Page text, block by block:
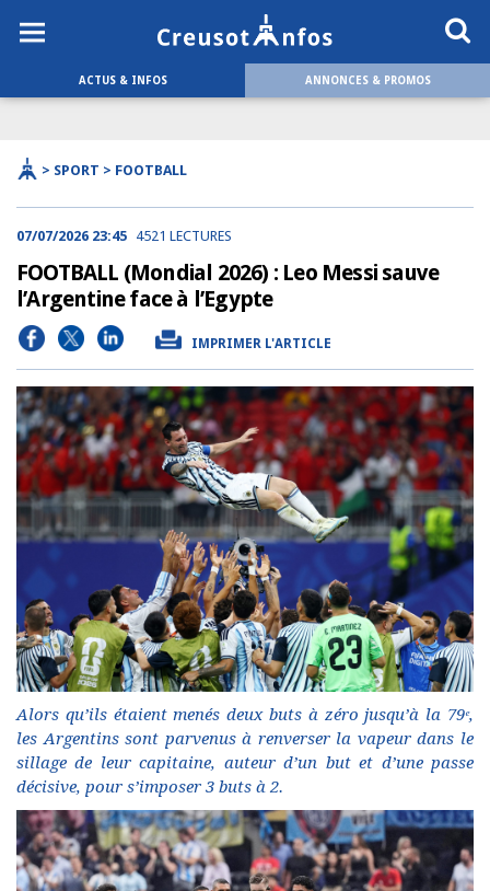
ACTUS & INFOS ANNONCES & PROMOS
> SPORT > FOOTBALL
07/07/2026 23:45 4521 LECTURES
FOOTBALL (Mondial 2026) : Leo Messi sauve
l’Argentine face à l’Egypte
IMPRIMER L'ARTICLE
Alors qu’ils étaient menés deux buts à zéro jusqu’à la 79ᵉ,
les Argentins sont parvenus à renverser la vapeur dans le
sillage de leur capitaine, auteur d’un but et d’une passe
décisive, pour s’imposer 3 buts à 2.